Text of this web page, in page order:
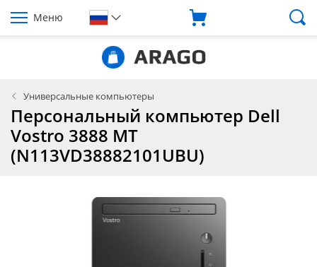
Меню
Универсальные компьютеры
Персональный компьютер Dell
Vostro 3888 MT
(N113VD38882101UBU)